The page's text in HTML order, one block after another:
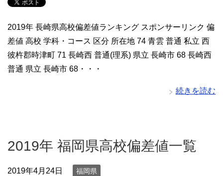
2019年 長崎県高校偏差値ランキング スポンサーリンク 偏
差値 高校 学科・コース 区分 所在地 74 青雲 普通 私立 西
彼杵郡時津町 71 長崎西 普通(理系) 県立 長崎市 68 長崎西
普通 県立 長崎市 68・・・
続きを読む
2019年 福岡県高校偏差値一覧
2019年4月24日 福岡県